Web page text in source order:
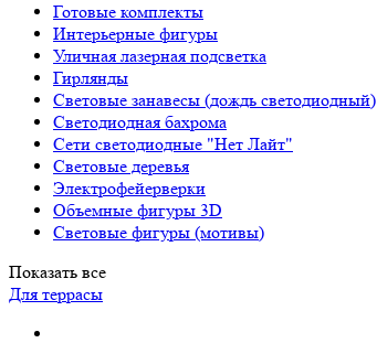
Готовые комплекты
Интерьерные фигуры
Уличная лазерная подсветка
Гирлянды
Световые занавесы (дождь светодиодный)
Светодиодная бахрома
Сети светодиодные "Нет Лайт"
Световые деревья
Электрофейерверки
Объемные фигуры 3D
Световые фигуры (мотивы)
Показать все
Для террасы